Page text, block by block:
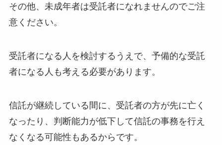
その他、未成年者は受託者になれませんのでご注
意ください。
受託者になる人を検討するうえで、予備的な受託
者になる人も考える必要があります。
信託が継続している間に、受託者の方が先に亡く
なったり、判断能力が低下して信託の事務を行え
なくなる可能性もあるからです。